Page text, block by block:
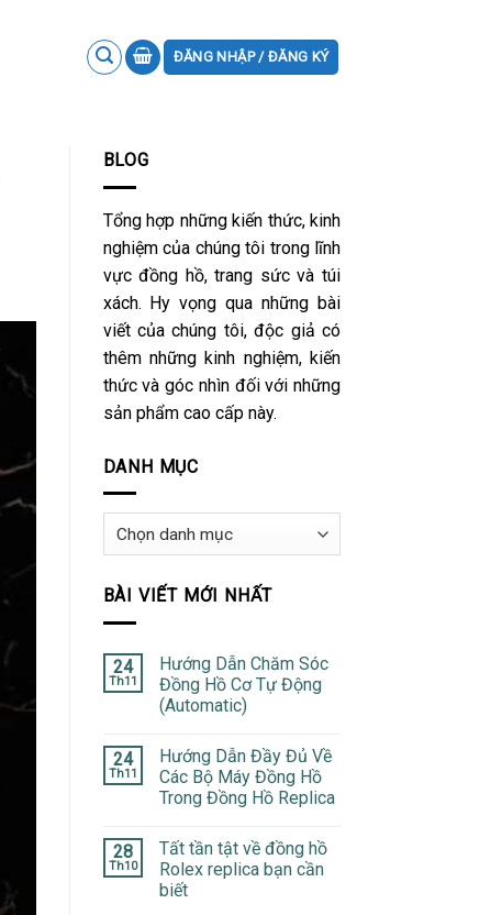
ĐĂNG NHẬP / ĐĂNG KÝ
BLOG
Tổng hợp những kiến thức, kinh
nghiệm của chúng tôi trong lĩnh
vực đồng hồ, trang sức và túi
xách. Hy vọng qua những bài
viết của chúng tôi, độc giả có
thêm những kinh nghiệm, kiến
thức và góc nhìn đối với những
sản phẩm cao cấp này.
DANH MỤC
Danh
BÀI VIẾT MỚI NHẤT
24
Th11
Hướng Dẫn Chăm Sóc
Đồng Hồ Cơ Tự Động
(Automatic)
24
Th11
Hướng Dẫn Đầy Đủ Về
Các Bộ Máy Đồng Hồ
Trong Đồng Hồ Replica
28
Th10
Tất tần tật về đồng hồ
Rolex replica bạn cần
biết